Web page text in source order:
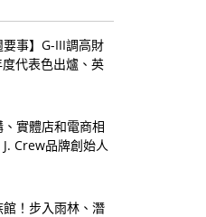
要事】G-III調高財
代表色出爐、英
揭曉、LVMH持續
實體店和電商相
Crew品牌創始人
世，享年90歲
！步入雨林、潛